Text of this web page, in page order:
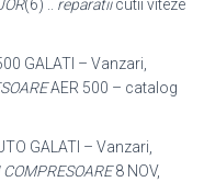
(6) .. reparatiicutii viteze
GALATI – Vanzari,
AER 500 – catalog
GALATI – Vanzari,
8 NOV,